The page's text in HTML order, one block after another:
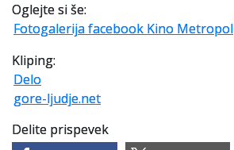
Oglejte si še:
Fotogalerija facebook Kino Metropol
Kliping:
Delo
gore-ljudje.net
Delite prispevek